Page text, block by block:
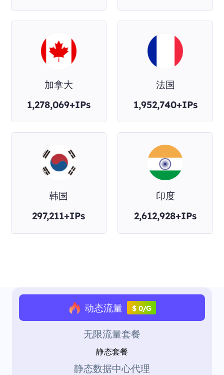
加拿大
1,278,069+IPs
法国
1,952,740+IPs
韩国
297,211+IPs
印度
2,612,928+IPs
动态流量 $ 0/G
无限流量套餐
静态套餐
静态数据中心代理